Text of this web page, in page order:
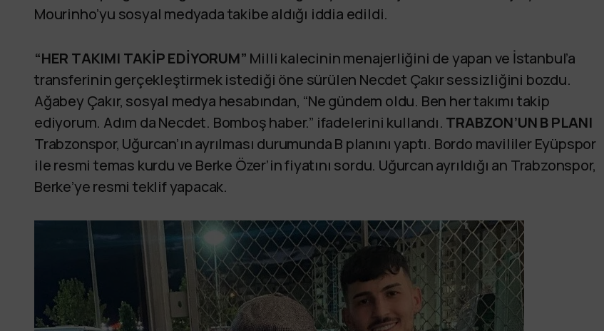
Mourinho’yu sosyal medyada takibe aldığı iddia edildi.
“HER TAKIMI TAKİP EDİYORUM” Milli kalecinin menajerliğini de yapan ve İstanbul’a
transferinin gerçekleştirmek istediği öne sürülen Necdet Çakır sessizliğini bozdu.
Ağabey Çakır, sosyal medya hesabından, “Ne gündem oldu. Ben her takımı takip
ediyorum. Adım da Necdet. Bomboş haber.” ifadelerini kullandı. TRABZON’UN B PLANI
Trabzonspor, Uğurcan’ın ayrılması durumunda B planını yaptı. Bordo mavililer Eyüpspor
ile resmi temas kurdu ve Berke Özer’in fiyatını sordu. Uğurcan ayrıldığı an Trabzonspor,
Berke’ye resmi teklif yapacak.